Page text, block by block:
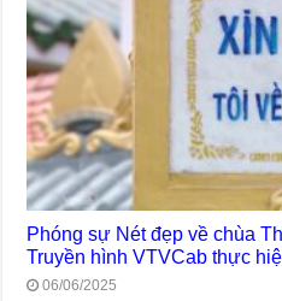
Phóng sự Nét đẹp về chùa
Truyền hình VTVCab thực
06/06/2025